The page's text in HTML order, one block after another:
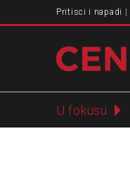
Pritisci i napadi
U fokusu